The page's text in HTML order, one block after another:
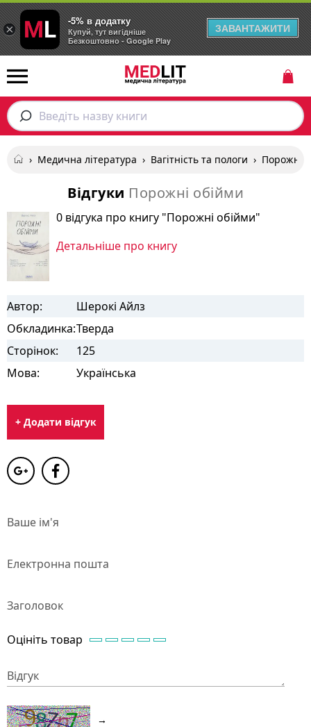
Введіть назву книги
› Медична література › Вагітність та пологи › Порожні
Відгуки Порожні обійми
0 відгука про книгу "Порожні обійми"
Детальніше про книгу
Автор:
Шерокі Айлз
Обкладинка:Тверда
Сторінок:
125
Мова:
Українська
+ Додати відгук
Ваше ім'я
Електронна пошта
Заголовок
Оцініть товар
Відгук
→
×
-5% в додатку
Купуй, тут вигідніше
Безкоштовно - Google Play
ЗАВАНТАЖИТИ